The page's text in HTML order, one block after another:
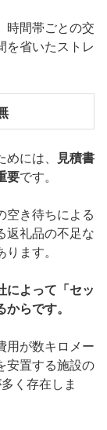
時間帯ごとの交
を省いたストレ
には、
見積書
要です。
空き待ちによる
返礼品の不足な
ます。
によって「セッ
らです。
用が数キロメー
安置する施設の
く存在しま